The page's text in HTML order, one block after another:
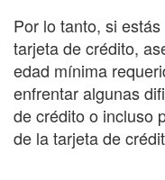
Por lo tanto, si
tarjeta de crédito,
edad mínima
enfrentar algunas
de crédito o incluso
de la tarjeta de